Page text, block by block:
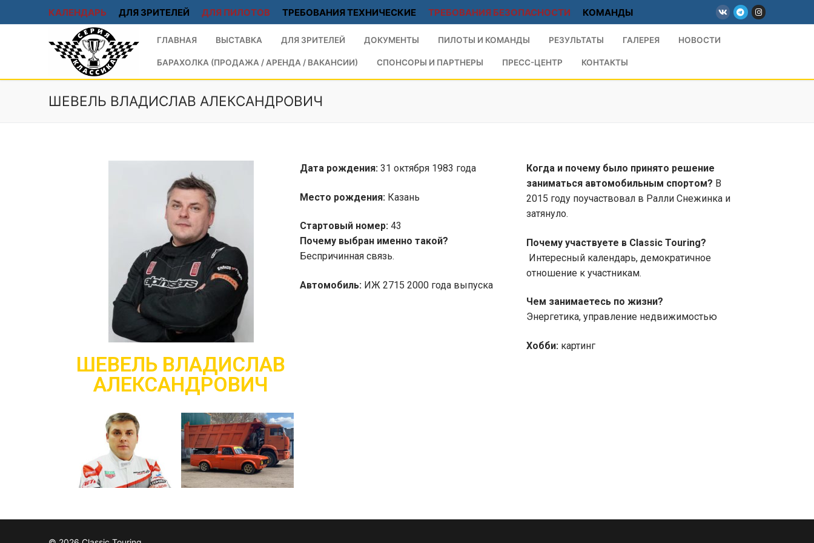
КАЛЕНДАРЬ ДЛЯ ЗРИТЕЛЕЙ ДЛЯ ПИЛОТОВ ТРЕБОВАНИЯ ТЕХНИЧЕСКИЕ ТРЕБОВАНИЯ БЕЗОПАСНОСТИ КОМАНДЫ
ГЛАВНАЯ ВЫСТАВКА ДЛЯ ЗРИТЕЛЕЙ ДОКУМЕНТЫ ПИЛОТЫ И КОМАНДЫ РЕЗУЛЬТАТЫ ГАЛЕРЕЯ НОВОСТИ
БАРАХОЛКА (ПРОДАЖА / АРЕНДА / ВАКАНСИИ) СПОНСОРЫ И ПАРТНЕРЫ ПРЕСС-ЦЕНТР КОНТАКТЫ
ШЕВЕЛЬ ВЛАДИСЛАВ АЛЕКСАНДРОВИЧ
ШЕВЕЛЬ ВЛАДИСЛАВ
АЛЕКСАНДРОВИЧ
Дата рождения: 31 октября 1983 года
Место рождения: Казань
Стартовый номер: 43
Почему выбран именно такой?
Беспричинная связь.
Автомобиль: ИЖ 2715 2000 года выпуска
Когда и почему было принято решение
заниматься автомобильным спортом? В
2015 году поучаствовал в Ралли Снежинка и
затянуло.
Почему участвуете в Classic Touring?
Интересный календарь, демократичное
отношение к участникам.
Чем занимаетесь по жизни?
Энергетика, управление недвижимостью
Хобби:картинг